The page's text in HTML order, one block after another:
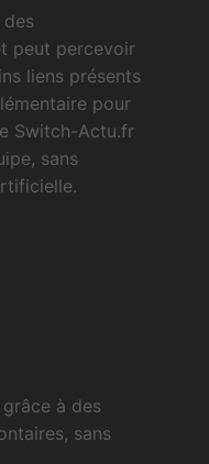
peut percevoir
liens présents
pour
Switch-Actu.fr
sans
à des
sans